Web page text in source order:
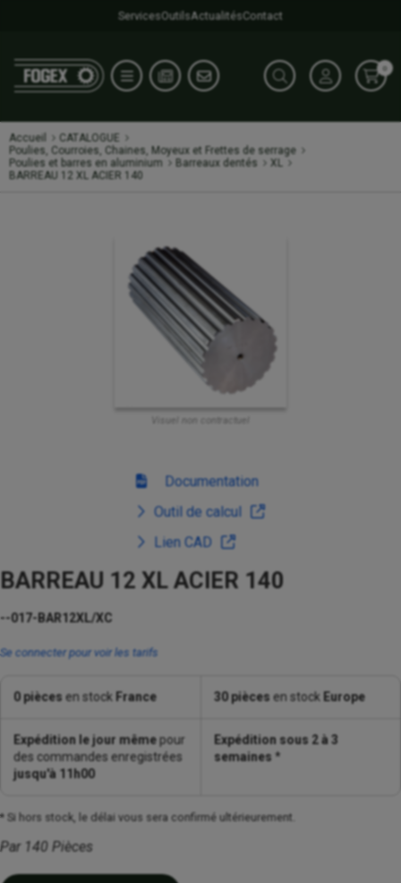
ServicesOutilsActualitésContact
0
Accueil
CATALOGUE
Poulies, Courroies, Chaines, Moyeux et Frettes de serrage
Poulies et barres en aluminium
Barreaux dentés
XL
BARREAU 12 XL ACIER 140
Visuel non contractuel
Documentation
Outil de calcul
Lien CAD
BARREAU 12 XL ACIER 140
--017-BAR12XL/XC
Se connecter pour voir les tarifs
0 piècesen stock France 30 piècesen stock Europe
Expédition le jour mêmepour
des commandes enregistrées
jusqu'à 11h00
Expédition sous 2 à 3
semaines *
* Si hors stock, le délai vous sera confirmé ultérieurement.
Par 140 Pièces